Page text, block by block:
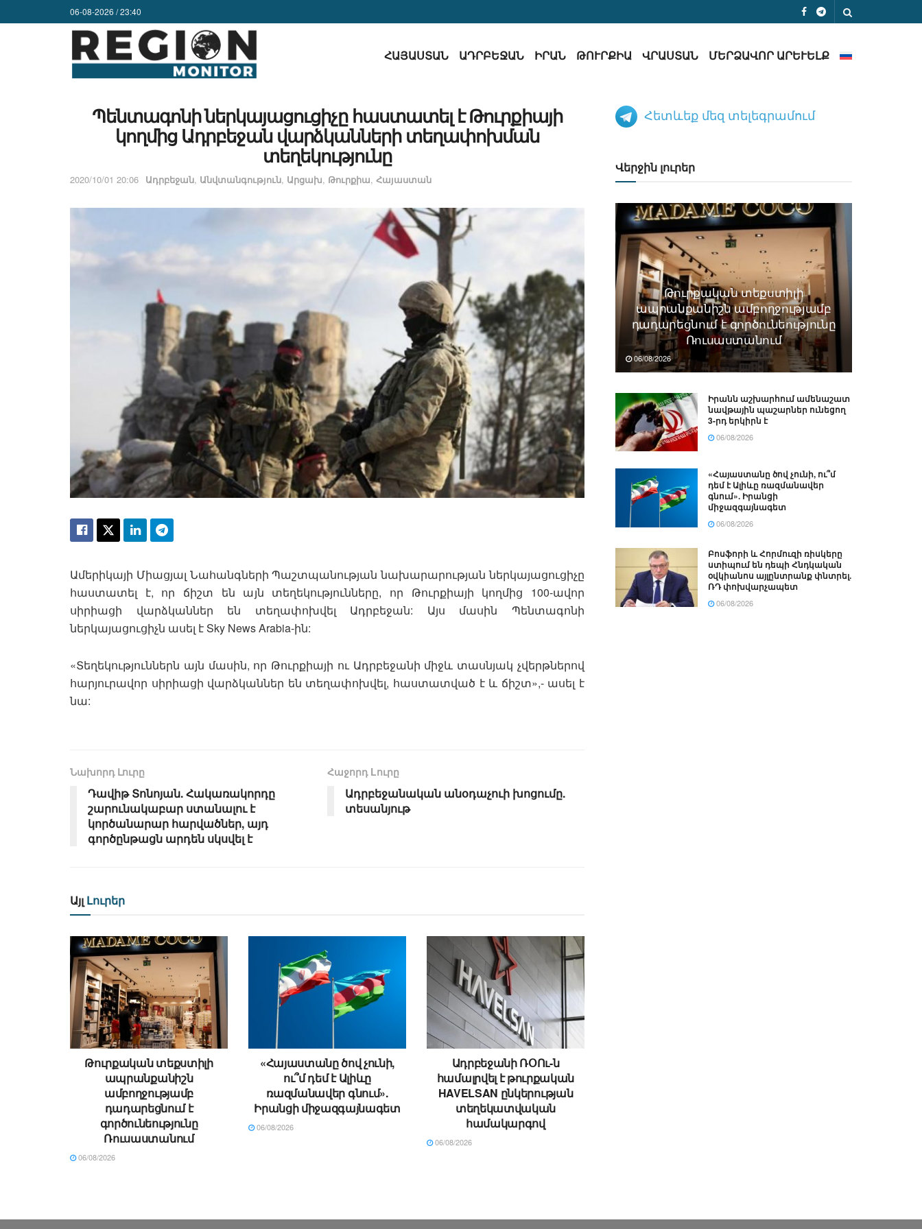
06-08-2026 / 23:40
ՀԱՅԱՍՏԱՆ ԱԴՐԲԵՋԱՆ ԻՐԱՆ ԹՈՒՐՔԻԱ ՎՐԱՍՏԱՆ ՄԵՐՁԱՎՈՐ ԱՐԵՒԵԼՔ
Պենտագոնի ներկայացուցիչը հաստատել է Թուրքիայի
կողմից Ադրբեջան վարձկանների տեղափոխման
տեղեկությունը
2020/10/01 20:06 Ադրբեջան, Անվտանգություն, Արցախ, Թուրքիա, Հայաստան
Ամերիկայի Միացյալ Նահանգների Պաշտպանության նախարարության ներկայացուցիչը
հաստատել է, որ ճիշտ են այն տեղեկությունները, որ Թուրքիայի կողմից 100-ավոր
սիրիացի վարձկաններ են տեղափոխվել Ադրբեջան: Այս մասին Պենտագոնի
ներկայացուցիչն ասել է Sky News Arabia-ին:
«Տեղեկություններն այն մասին, որ Թուրքիայի ու Ադրբեջանի միջև տասնյակ չվերթներով
հարյուրավոր սիրիացի վարձկաններ են տեղափոխվել, հաստատված է և ճիշտ»,- ասել է
նա:
Նախորդ Լուրը
Դավիթ Տոնոյան. Հակառակորդը
շարունակաբար ստանալու է
կործանարար հարվածներ, այդ
գործընթացն արդեն սկսվել է
Հաջորդ Lուրը
Ադրբեջանական անօդաչուի խոցումը.
տեսանյութ
Այլ Լուրեր
Թուրքական տեքստիլի
ապրանքանիշն
ամբողջությամբ
դադարեցնում է
գործունեությունը
Ռուսաստանում
06/08/2026
«Հայաստանը ծով չունի,
ու՞մ դեմ է Ալիևը
ռազմանավեր գնում».
Իրանցի միջազգայնագետ
06/08/2026
Ադրբեջանի ՌՕՈւ-ն
համալրվել է թուրքական
HAVELSAN ընկերության
տեղեկատվական
համակարգով
06/08/2026
Հետևեք մեզ տելեգրամում
Վերջին լուրեր
Թուրքական տեքստիլի
ապրանքանիշն ամբողջությամբ
դադարեցնում է գործունեությունը
Ռուսաստանում
06/08/2026
Իրանն աշխարհում ամենաշատ
նավթային պաշարներ ունեցող
3-րդ երկիրն է
06/08/2026
«Հայաստանը ծով չունի, ու՞մ
դեմ է Ալիևը ռազմանավեր
գնում». Իրանցի
միջազգայնագետ
06/08/2026
Բոսֆորի և Հորմուզի ռիսկերը
ստիպում են դեպի Հնդկական
օվկիանոս այլընտրանք փնտրել.
ՌԴ փոխվարչապետ
06/08/2026